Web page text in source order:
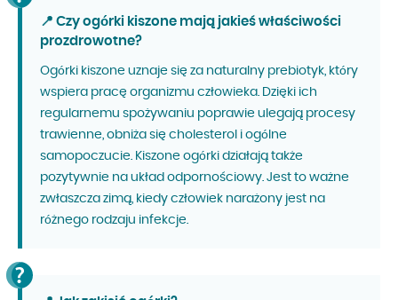
📍 Czy ogórki kiszone mają jakieś właściwości
prozdrowotne?
Ogórki kiszone uznaje się za naturalny prebiotyk, który
wspiera pracę organizmu człowieka. Dzięki ich
regularnemu spożywaniu poprawie ulegają procesy
trawienne, obniża się cholesterol i ogólne
samopoczucie. Kiszone ogórki działają także
pozytywnie na układ odpornościowy. Jest to ważne
zwłaszcza zimą, kiedy człowiek narażony jest na
różnego rodzaju infekcje.